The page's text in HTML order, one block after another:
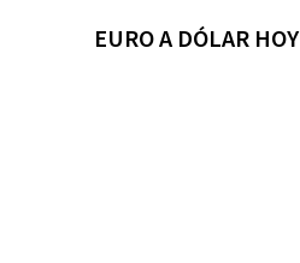
EURO A DÓLAR HOY